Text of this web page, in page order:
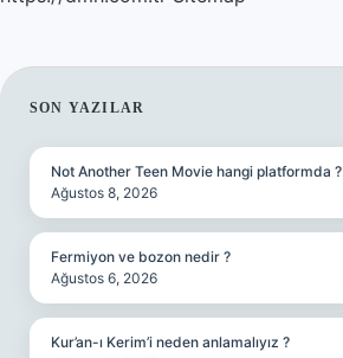
SIDEBAR
SON YAZILAR
Not Another Teen Movie hangi platformda ?
Ağustos 8, 2026
Fermiyon ve bozon nedir ?
Ağustos 6, 2026
Kur’an-ı Kerim’i neden anlamalıyız ?